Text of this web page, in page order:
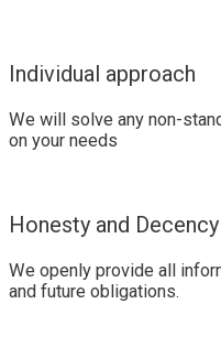
Individual approach
We will solve any non-
on your needs
Honesty and Decency
We openly provide all
and future obligations.